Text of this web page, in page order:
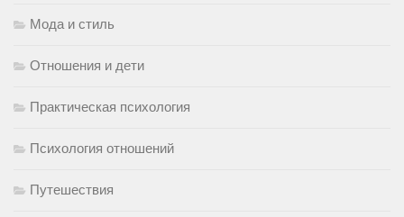
Мода и стиль
Отношения и дети
Практическая психология
Психология отношений
Путешествия